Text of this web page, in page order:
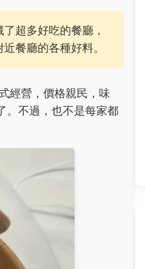
超多好吃的餐廳，
餐廳的各種好料。
經營，價格親民，味
。不過，也不是每家都